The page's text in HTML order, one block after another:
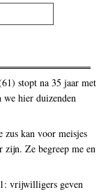
stopt na 35 jaar met
hier duizenden
kan voor meisjes
Ze begreep me en
vrijwilligers geven